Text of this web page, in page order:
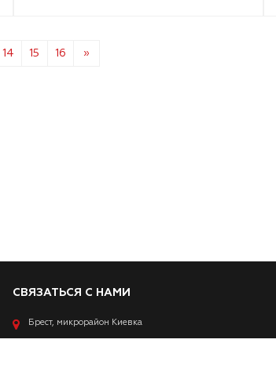
14 15 16 »
СВЯЗАТЬСЯ С НАМИ
Брест, микрорайон Киевка